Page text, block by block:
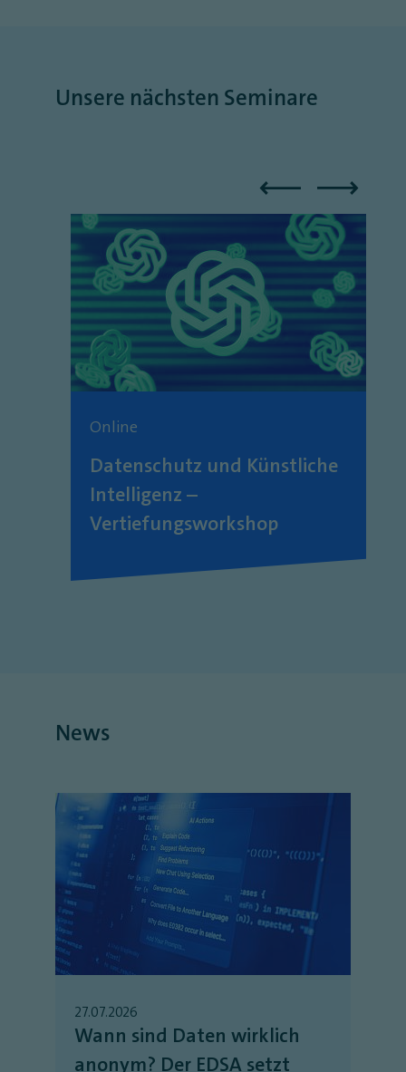
Unsere nächsten Seminare
Online
Datenschutz und Künstliche
Intelligenz –
Vertiefungsworkshop
News
27.07.2026
Wann sind Daten wirklich
anonym? Der EDSA setzt